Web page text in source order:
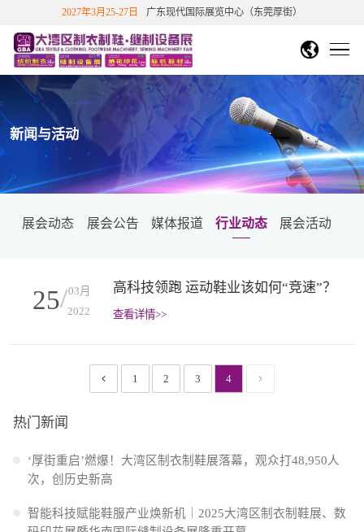
国站
中文繁體 English
下展
DMP大湾区工博会
香港文博会
越南胡志明市纺织制衣展
越南胡志明鞋机鞋材工业展
2027年3月25-27日 广东现代国际展览中心（东莞厚街）
首页
展会概况
关于展会
展会介绍 展览范围 展会历史数据
展会影响力
展会视频 精彩图片
展商中心
往届知名展商 展商/产品查询 新品技术
参展福利&优惠 展位在线预定 展商登陆
2026广告招商手册
参观指引
省外观众交通补贴 展商名录下载
展会动态 展会公告 媒体报道 行业动态
联系我们
新闻与活动
展会动态 展会公告 媒体报道 行业动态 展会活动
25
03月
2022
高科技领跑 运动鞋业该如何“竞速”？
查看详情>>
1 2 3 4
热门新闻
‘厚街重启’燃爆！大湾区制衣制鞋展落幕，观众打48,950人
次，创历史新高
智能科技赋能鞋服产业焕新机｜2025大湾区制衣制鞋展、数